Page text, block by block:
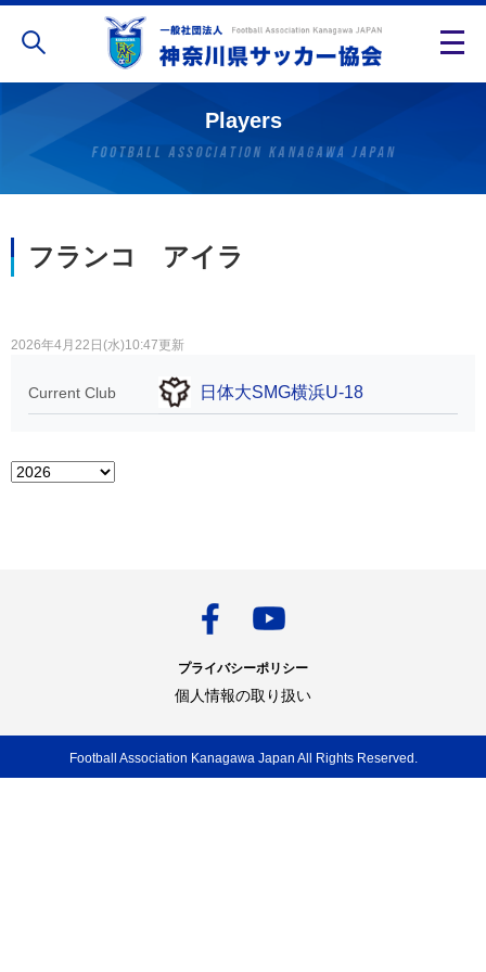
Players
フランコ アイラ
2026年4月22日(水)10:47更新
Current Club 日体大SMG横浜U-18
プライバシーポリシー
個人情報の取り扱い
Football Association Kanagawa Japan All Rights Reserved.